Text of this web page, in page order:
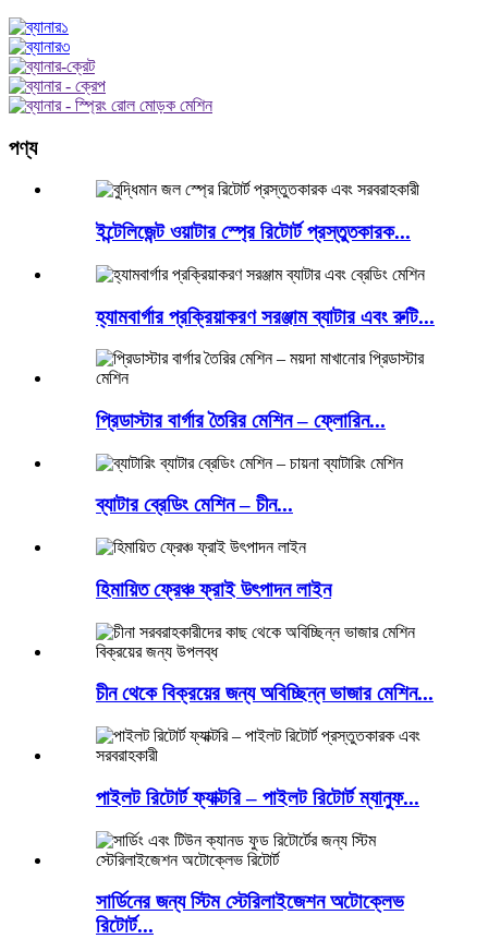
পণ্য
ইন্টেলিজেন্ট ওয়াটার স্প্রে রিটোর্ট প্রস্তুতকারক...
হ্যামবার্গার প্রক্রিয়াকরণ সরঞ্জাম ব্যাটার এবং রুটি...
প্রিডাস্টার বার্গার তৈরির মেশিন – ফ্লোরিন...
ব্যাটার ব্রেডিং মেশিন – চীন...
হিমায়িত ফ্রেঞ্চ ফ্রাই উৎপাদন লাইন
চীন থেকে বিক্রয়ের জন্য অবিচ্ছিন্ন ভাজার মেশিন...
পাইলট রিটোর্ট ফ্যাক্টরি – পাইলট রিটোর্ট ম্যানুফ...
সার্ডিনের জন্য স্টিম স্টেরিলাইজেশন অটোক্লেভ
রিটোর্ট...